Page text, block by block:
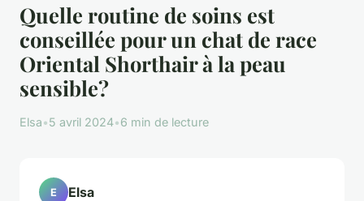
Quelle routine de soins est
conseillée pour un chat de race
Oriental Shorthair à la peau
sensible?
Elsa•5 avril 2024•6 min de lecture
E Elsa